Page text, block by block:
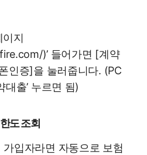
이지
)’ 들어가면 [계약
인증]을 눌러줍니다. (PC
대출’ 누르면 됨)
도 조회
입자라면 자동으로 보험